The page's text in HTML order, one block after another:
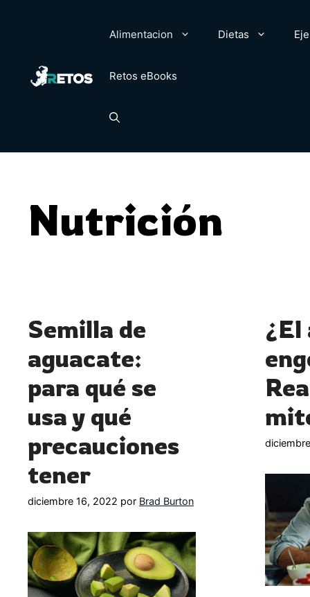
Alimentacion Dietas
Retos eBooks
Nutrición
Semilla de
aguacate:
para qué se
usa y qué
precauciones
tener
diciembre 16, 2022 por Brad Burton
¿El